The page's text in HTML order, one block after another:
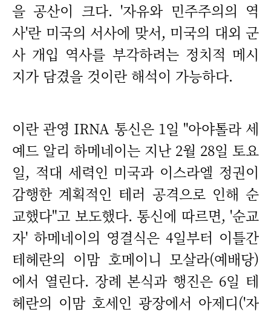
을 공산이 크다. '자유와 민주주의의 역
사'란 미국의 서사에 맞서, 미국의 대외 군
사 개입 역사를 부각하려는 정치적 메시
지가 담겼을 것이란 해석이 가능하다.
이란 관영 IRNA 통신은 1일 "아야톨라 세
예드 알리 하메네이는 지난 2월 28일 토요
일, 적대 세력인 미국과 이스라엘 정권이
감행한 계획적인 테러 공격으로 인해 순
교했다"고 보도했다. 통신에 따르면, '순교
자' 하메네이의 영결식은 4일부터 이틀간
테헤란의 이맘 호메이니 모살라(예배당)
에서 열린다. 장례 본식과 행진은 6일 테
헤란의 이맘 호세인 광장에서 아제디('자